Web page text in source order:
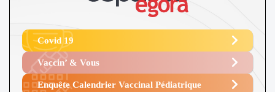
Covid 19
Vaccin’ & Vous
Enquête Calendrier Vaccinal Pédiatrique